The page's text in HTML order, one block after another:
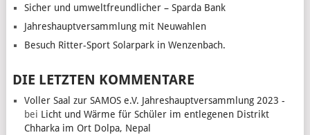
Sicher und umweltfreundlicher – Sparda Bank
Jahreshauptversammlung mit Neuwahlen
Besuch Ritter-Sport Solarpark in Wenzenbach.
DIE LETZTEN KOMMENTARE
Voller Saal zur SAMOS e.V. Jahreshauptversammlung 2023 -
bei Licht und Wärme für Schüler im entlegenen Distrikt
Chharka im Ort Dolpa, Nepal